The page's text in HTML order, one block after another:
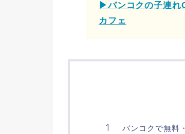
▶バンコクの子連れ
カフェ
バンコクで無料